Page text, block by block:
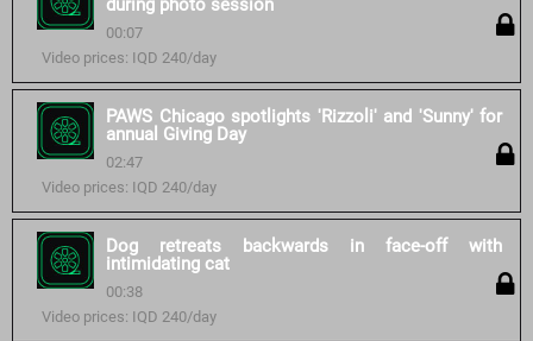
during photo session
00:07
Video prices: IQD 240/day
PAWS Chicago spotlights 'Rizzoli' and 'Sunny' for
annual Giving Day
02:47
Video prices: IQD 240/day
Dog retreats backwards in face-off with
intimidating cat
00:38
Video prices: IQD 240/day